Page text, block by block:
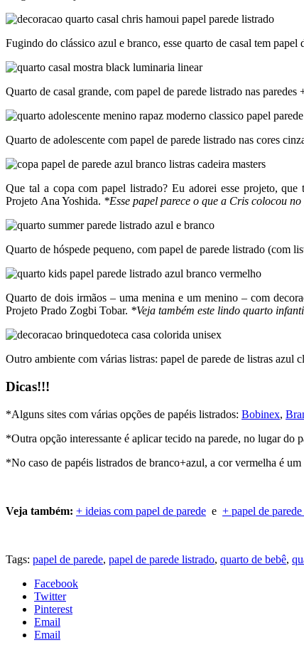
Fugindo do clássico azul e branco, esse quarto de casal tem
Quarto de casal grande, com papel de parede listrado nas
Quarto de adolescente com papel de parede listrado nas cores
Que tal a copa com papel listrado? Eu adorei esse projeto,
Projeto Ana Yoshida. *Esse papel parece o que a Cris colocou no
Quarto de hóspede pequeno, com papel de parede listrado (com
Quarto de dois irmãos – uma menina e um menino – com
Projeto Prado Zogbi Tobar. *Veja também este lindo quarto
Outro ambiente com várias listras: papel de parede de listras azul
Dicas!!!
*Alguns sites com várias opções de papéis listrados: Bobinex,
*Outra opção interessante é aplicar tecido na parede, no lugar do
*No caso de papéis listrados de branco+azul, a cor vermelha é
Veja também: + ideias com papel de parede e + papel de
Tags: papel de parede, papel de parede listrado, quarto de bebê,
Facebook
Twitter
Pinterest
Email
Email